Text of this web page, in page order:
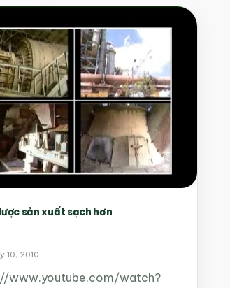
sản xuất sạch hơn
10, 2010
www.youtube.com/watch?